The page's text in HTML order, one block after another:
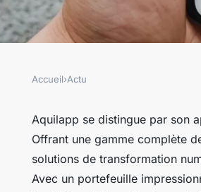
et
web à
Accueil›Actu
Aquilapp se distingue par son
Offrant une gamme complète
solutions de transformation
Avec un portefeuille